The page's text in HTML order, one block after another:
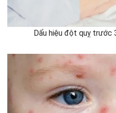
Dấu hiệu đột quỵ trước